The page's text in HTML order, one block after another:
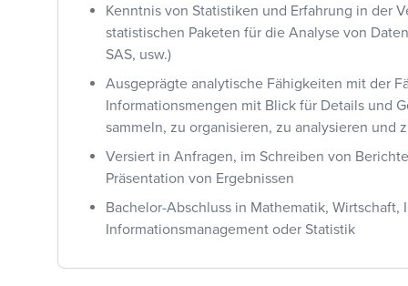
Kenntnis von Statistiken und Erfahrung in der
statistischen Paketen für die Analyse von
SAS, usw.)
Ausgeprägte analytische Fähigkeiten mit der
Informationsmengen mit Blick für Details und
sammeln, zu organisieren, zu analysieren und
Versiert in Anfragen, im Schreiben von
Präsentation von Ergebnissen
Bachelor-Abschluss in Mathematik, Wirtschaft,
Informationsmanagement oder Statistik